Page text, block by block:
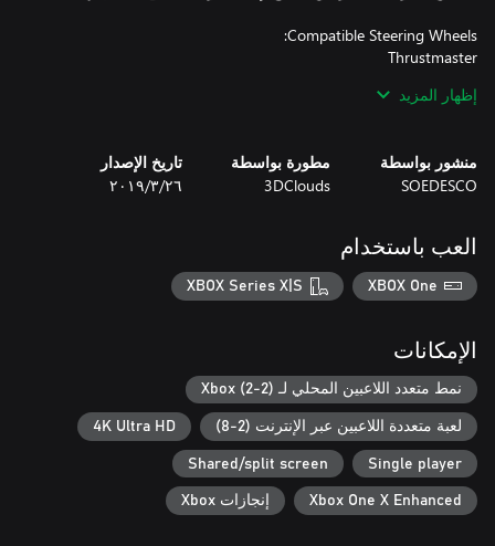
CSL Elite
إظهار المزيد
منشور بواسطة
SOEDESCO
مطورة بواسطة
3DClouds
تاريخ الإصدار
٢٦‏/٣‏/٢٠١٩
العب باستخدام
XBOX One
XBOX Series X|S
الإمكانات
نمط متعدد اللاعبين المحلي لـ Xbox (2-2)
لعبة متعددة اللاعبين عبر الإنترنت (2-8) 4K Ultra HD
Single player
Shared/split screen
Xbox One X Enhanced إنجازات Xbox